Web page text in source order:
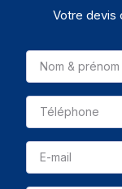
Votre devis